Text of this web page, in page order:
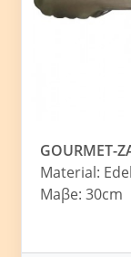
GOURMET-
Material:
Maβe: 30cm